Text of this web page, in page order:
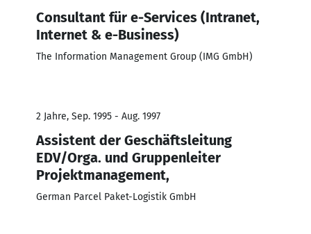
Consultant für e-Services (Intranet,
Internet & e-Business)
The Information Management Group (IMG GmbH)
2 Jahre, Sep. 1995 - Aug. 1997
Assistent der Geschäftsleitung
EDV/Orga. und Gruppenleiter
Projektmanagement,
German Parcel Paket-Logistik GmbH